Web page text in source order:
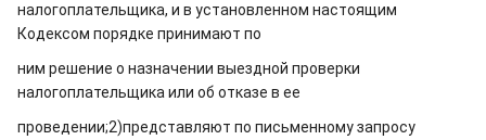
налогоплательщика, и в установленном настоящим
Кодексом порядке принимают по
ним решение о назначении выездной проверки
налогоплательщика или об отказе в ее
проведении;2)представляют по письменному запросу